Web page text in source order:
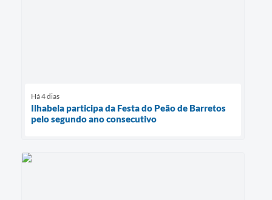
Há 4 dias
Ilhabela participa da Festa do Peão de Barretos
pelo segundo ano consecutivo